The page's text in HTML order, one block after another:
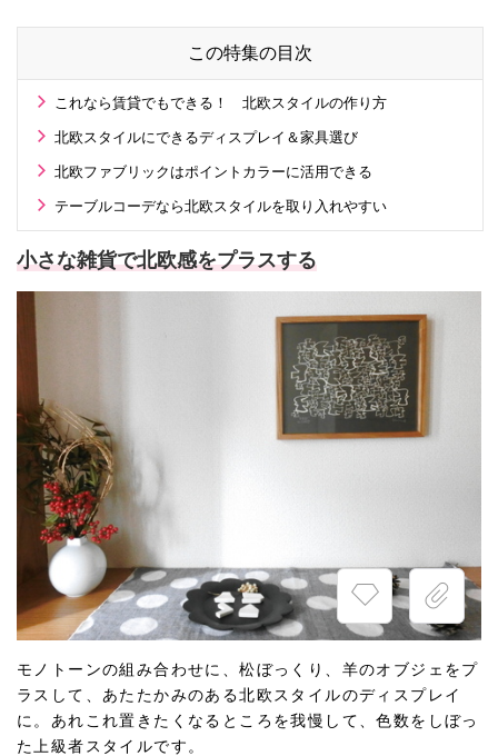
この特集の目次
これなら賃貸でもできる！ 北欧スタイルの作り方
北欧スタイルにできるディスプレイ＆家具選び
北欧ファブリックはポイントカラーに活用できる
テーブルコーデなら北欧スタイルを取り入れやすい
小さな雑貨で北欧感をプラスする
モノトーンの組み合わせに、松ぼっくり、羊のオブジェをプ
ラスして、あたたかみのある北欧スタイルのディスプレイ
に。あれこれ置きたくなるところを我慢して、色数をしぼっ
た上級者スタイルです。